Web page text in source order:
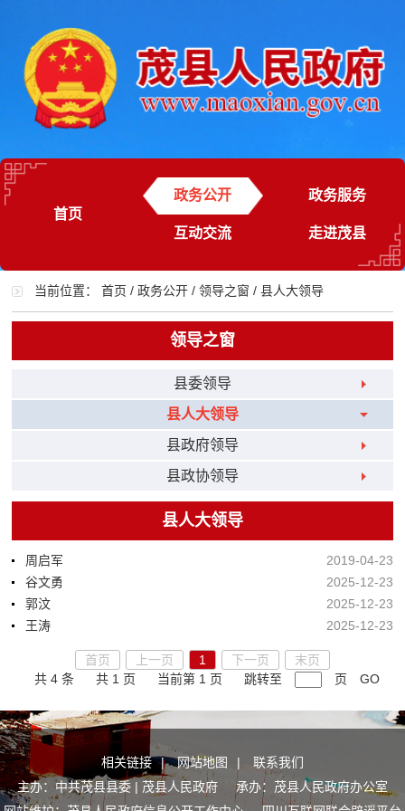
首页
政务公开 政务服务
互动交流 走进茂县
当前位置：首页 /政务公开 /领导之窗 /县人大领导
领导之窗
县委领导
县人大领导
县政府领导
县政协领导
县人大领导
周启军
2019-04-23
谷文勇
2025-12-23
郭汶
2025-12-23
王涛
2025-12-23
首页 上一页 1 下一页
末页
共 4 条
共 1 页 当前第 1 页 跳转至 页 GO
相关链接 | 网站地图 |
联系我们
主办：中共茂县县委 | 茂县人民政府 承办：茂县人民政府办公室